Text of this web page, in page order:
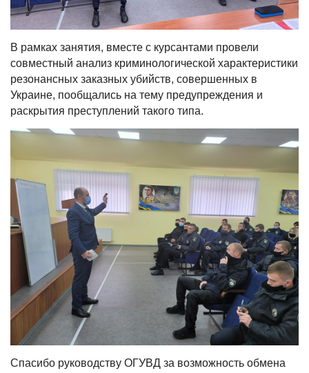
В рамках занятия, вместе с курсантами провели
совместный анализ криминологической характеристики
резонансных заказных убийств, совершенных в
Украине, пообщались на тему предупреждения и
раскрытия преступлений такого типа.
Спасибо руководству ОГУВД за возможность обмена